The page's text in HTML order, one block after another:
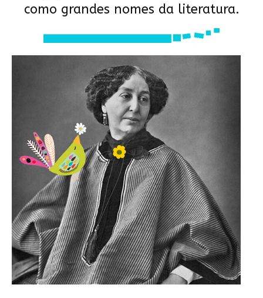
como grandes nomes da literatura.